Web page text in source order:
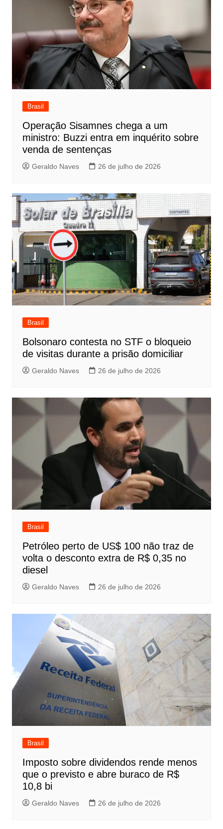
Brasil
Operação Sisamnes chega a um
ministro: Buzzi entra em inquérito sobre
venda de sentenças
Geraldo Naves 26 de julho de 2026
Brasil
Bolsonaro contesta no STF o bloqueio
de visitas durante a prisão domiciliar
Geraldo Naves 26 de julho de 2026
Brasil
Petróleo perto de US$ 100 não traz de
volta o desconto extra de R$ 0,35 no
diesel
Geraldo Naves 26 de julho de 2026
Brasil
Imposto sobre dividendos rende menos
que o previsto e abre buraco de R$
10,8 bi
Geraldo Naves 26 de julho de 2026